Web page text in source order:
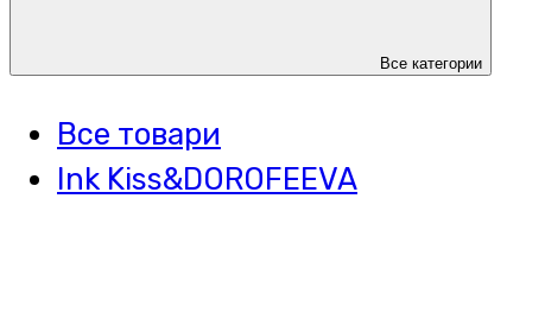
Все категории
Все товари
Ink Kiss&DOROFEEVA